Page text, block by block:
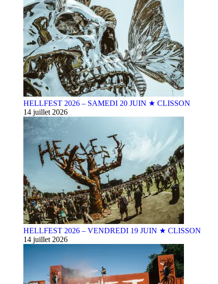
HELLFEST 2026 – SAMEDI 20 JUIN ★ CLISSON
14 juillet 2026
HELLFEST 2026 – VENDREDI 19 JUIN ★ CLISSON
14 juillet 2026